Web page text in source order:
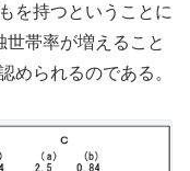
を持つということに
帯率が増えること
められるのである。